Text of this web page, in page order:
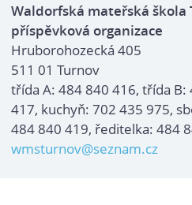
Waldorfská mateřská škola
příspěvková organizace
Hruborohozecká 405
511 01 Turnov
třída A: 484 840 416, třída B:
417, kuchyň: 702 435 975,
484 840 419, ředitelka: 484
wmsturnov@seznam.cz